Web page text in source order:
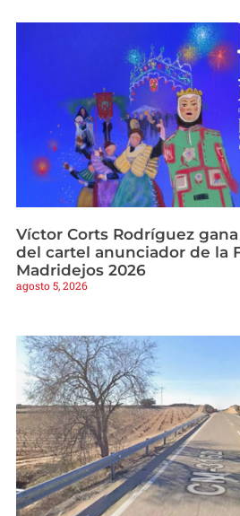
Víctor Corts Rodríguez
del cartel anunciador de la
Madridejos 2026
agosto 5, 2026